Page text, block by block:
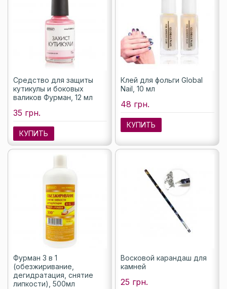
Средство для защиты
кутикулы и боковых
валиков Фурман, 12 мл
35 грн.
КУПИТЬ
Клей для фольги Global
Nail, 10 мл
48 грн.
КУПИТЬ
Фурман 3 в 1
(обезжиривание,
дегидратация, снятие
липкости), 500мл
Восковой карандаш для
камней
25 грн.